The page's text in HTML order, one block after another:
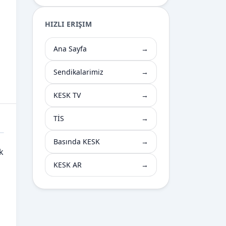
HIZLI ERIŞIM
Ana Sayfa →
Sendikalarimiz →
KESK TV →
TİS →
Basında KESK →
KESK AR →